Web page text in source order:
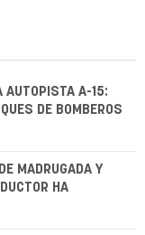
AUTOPISTA A-15:
DE BOMBEROS
MADRUGADA Y
HA